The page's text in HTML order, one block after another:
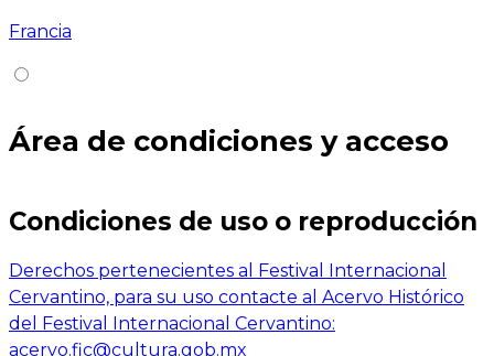
Francia
Área de condiciones y acceso
Condiciones de uso o reproducción
Derechos pertenecientes al Festival Internacional
Cervantino, para su uso contacte al Acervo Histórico
del Festival Internacional Cervantino:
acervo.fic@cultura.gob.mx